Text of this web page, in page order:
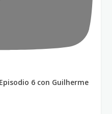
6 con Guilherme